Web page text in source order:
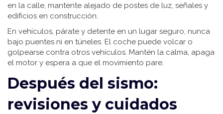
en la calle, mantente alejado de postes de luz, señales y
edificios en construcción.
En vehículos, párate y detente en un lugar seguro, nunca
bajo puentes ni en túneles. El coche puede volcar o
golpearse contra otros vehículos. Mantén la calma, apaga
el motor y espera a que el movimiento pare.
Después del sismo:
revisiones y cuidados